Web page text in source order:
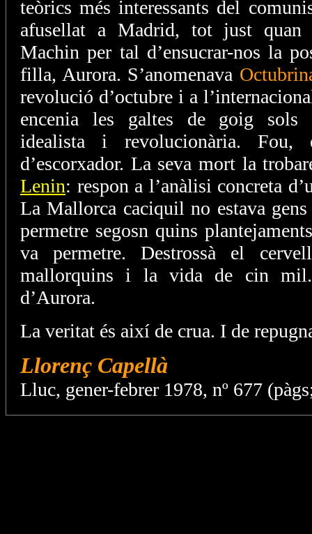
teòrics més interessants del
afusellat a Madrid, tot just quan
Machin per tal d’ensucrar-nos la
filla, Aurora. S’anomenava
revolució d’octubre i a
encenia les galtes de goig sols
idealista i revolucionària. Fou,
d’escorxador. La seva mort la
Lenin: respon a l’anàlisi concreta
La Mallorca caciquil no estava
permetre segosn quins
va permetre. Destrossà el
mallorquins i la vida de cin mil.
d’Aurora.
La veritat és així de crua. I de
Llorenç Capellà
Lluc, gener-febrer 1978, nº 677